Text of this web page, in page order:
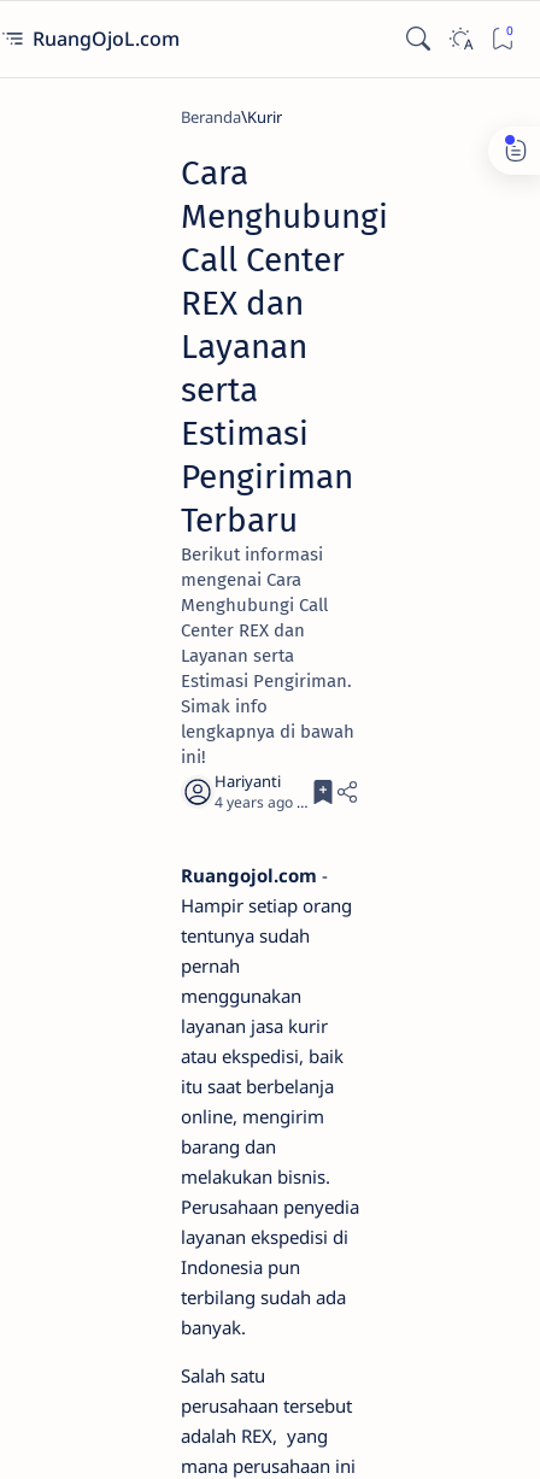
RuangOjoL.com
Beranda Kurir
Cara
Menghubungi
Call Center
REX dan
Layanan
serta
Estimasi
Pengiriman
Terbaru
Berikut informasi
mengenai Cara
Menghubungi Call
Center REX dan
Layanan serta
Estimasi Pengiriman.
Simak info
lengkapnya di bawah
ini!
4 years ago 2
Ruangojol.com -
Hampir setiap orang
tentunya sudah
pernah
menggunakan
layanan jasa kurir
atau ekspedisi, baik
itu saat berbelanja
online, mengirim
barang dan
melakukan bisnis.
Perusahaan penyedia
layanan ekspedisi di
Indonesia pun
terbilang sudah ada
banyak.
Salah satu
perusahaan tersebut
adalah REX, yang
mana perusahaan ini